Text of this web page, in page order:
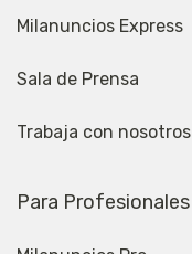
Milanuncios Express
Sala de Prensa
Trabaja con nosotros
Para Profesionales